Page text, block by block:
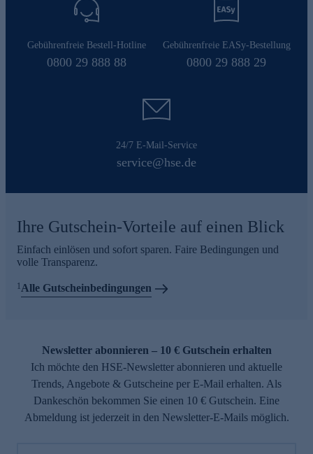
Gebührenfreie Bestell-Hotline
0800 29 888 88
Gebührenfreie EASy-Bestellung
0800 29 888 29
24/7 E-Mail-Service
service@hse.de
Ihre Gutschein-Vorteile auf einen Blick
Einfach einlösen und sofort sparen. Faire Bedingungen und
volle Transparenz.
1 Alle Gutscheinbedingungen
Newsletter abonnieren – 10 € Gutschein erhalten
Ich möchte den HSE-Newsletter abonnieren und aktuelle
Trends, Angebote & Gutscheine per E-Mail erhalten. Als
Dankeschön bekommen Sie einen 10 € Gutschein. Eine
Abmeldung ist jederzeit in den Newsletter-E-Mails möglich.